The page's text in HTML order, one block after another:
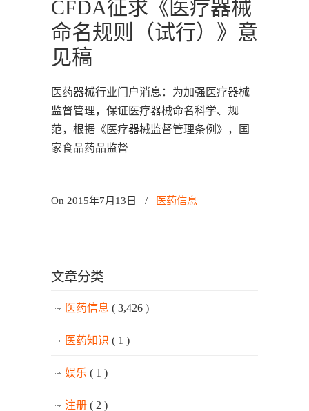
CFDA征求《医疗器械
命名规则（试行）》意
见稿
医药器械行业门户消息：为加强医疗器械
监督管理，保证医疗器械命名科学、规
范，根据《医疗器械监督管理条例》，国
家食品药品监督
On 2015年7月13日 / 医药信息
文章分类
医药信息 ( 3,426 )
医药知识 ( 1 )
娱乐 ( 1 )
注册 ( 2 )